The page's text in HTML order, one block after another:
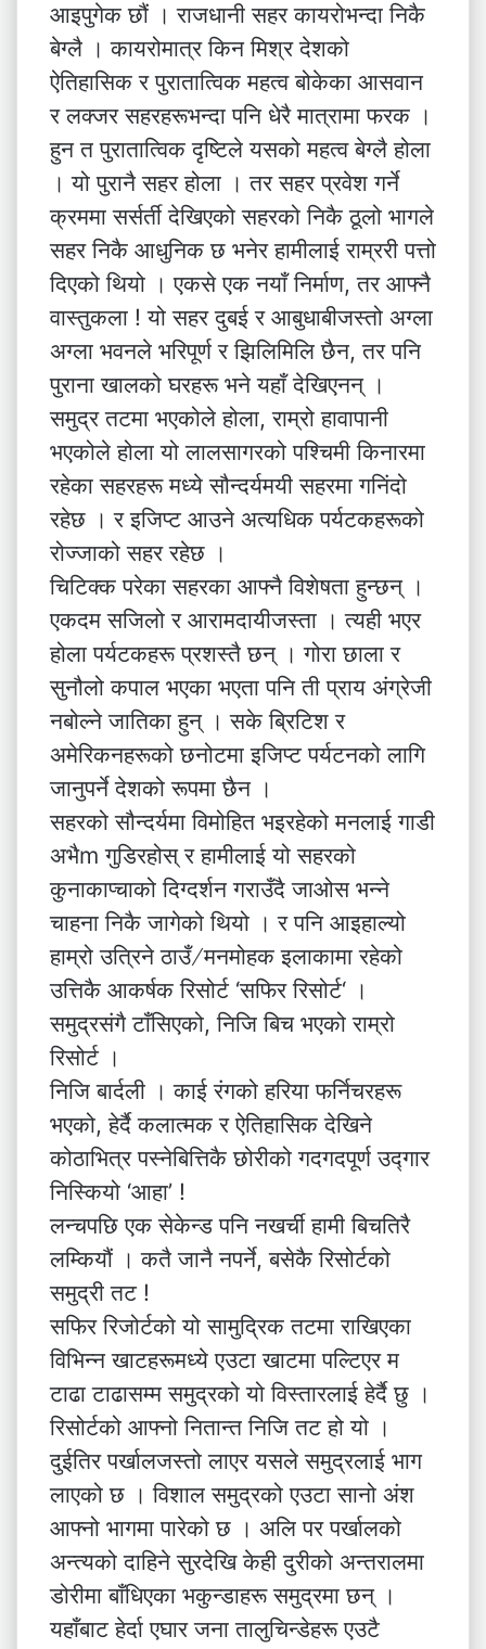
आइपुगेक छौं । राजधानी सहर कायरोभन्दा निकै
बेग्लै । कायरोमात्र किन मिश्र देशको
ऐतिहासिक र पुरातात्विक महत्व बोकेका आसवान
र लक्जर सहरहरूभन्दा पनि धेरै मात्रामा फरक ।
हुन त पुरातात्विक दृष्टिले यसको महत्व बेग्लै होला
। यो पुरानै सहर होला । तर सहर प्रवेश गर्ने
क्रममा सर्सर्ती देखिएको सहरको निकै ठूलो भागले
सहर निकै आधुनिक छ भनेर हामीलाई राम्ररी पत्तो
दिएको थियो । एकसे एक नयाँ निर्माण, तर आफ्नै
वास्तुकला ! यो सहर दुबई र आबुधाबीजस्तो अग्ला
अग्ला भवनले भरिपूर्ण र झिलिमिलि छैन, तर पनि
पुराना खालको घरहरू भने यहाँ देखिएनन् ।
समुद्र तटमा भएकोले होला, राम्रो हावापानी
भएकोले होला यो लालसागरको पश्चिमी किनारमा
रहेका सहरहरू मध्ये सौन्दर्यमयी सहरमा गनिंदो
रहेछ । र इजिप्ट आउने अत्यधिक पर्यटकहरूको
रोज्जाको सहर रहेछ ।
चिटिक्क परेका सहरका आफ्नै विशेषता हुन्छन् ।
एकदम सजिलो र आरामदायीजस्ता । त्यही भएर
होला पर्यटकहरू प्रशस्तै छन् । गोरा छाला र
सुनौलो कपाल भएका भएता पनि ती प्राय अंग्रेजी
नबोल्ने जातिका हुन् । सके ब्रिटिश र
अमेरिकनहरूको छनोटमा इजिप्ट पर्यटनको लागि
जानुपर्ने देशको रूपमा छैन ।
सहरको सौन्दर्यमा विमोहित भइरहेको मनलाई गाडी
अभैm गुडिरहोस् र हामीलाई यो सहरको
कुनाकाप्चाको दिग्दर्शन गराउँदै जाओस भन्ने
चाहना निकै जागेको थियो । र पनि आइहाल्यो
हाम्रो उत्रिने ठाउँ ∕ मनमोहक इलाकामा रहेको
उत्तिकै आकर्षक रिसोर्ट ‘सफिर रिसोर्ट‘ ।
समुद्रसंगै टाँसिएको, निजि बिच भएको राम्रो
रिसोर्ट ।
निजि बार्दली । काई रंगको हरिया फर्निचरहरू
भएको, हेर्दै कलात्मक र ऐतिहासिक देखिने
कोठाभित्र पस्नेबित्तिकै छोरीको गदगदपूर्ण उद्गार
निस्कियो ‘आहा’ !
लन्चपछि एक सेकेन्ड पनि नखर्ची हामी बिचतिरै
लम्कियौं । कतै जानै नपर्ने, बसेकै रिसोर्टको
समुद्री तट !
सफिर रिजोर्टको यो सामुद्रिक तटमा राखिएका
विभिन्न खाटहरूमध्ये एउटा खाटमा पल्टिएर म
टाढा टाढासम्म समुद्रको यो विस्तारलाई हेर्दै छु ।
रिसोर्टको आफ्नो नितान्त निजि तट हो यो ।
दुईतिर पर्खालजस्तो लाएर यसले समुद्रलाई भाग
लाएको छ । विशाल समुद्रको एउटा सानो अंश
आफ्नो भागमा पारेको छ । अलि पर पर्खालको
अन्त्यको दाहिने सुरदेखि केही दुरीको अन्तरालमा
डोरीमा बाँधिएका भकुन्डाहरू समुद्रमा छन् ।
यहाँबाट हेर्दा एघार जना तालुचिन्डेहरू एउटै